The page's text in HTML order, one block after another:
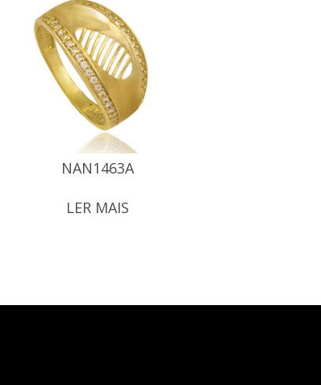
NAN1463A
LER MAIS